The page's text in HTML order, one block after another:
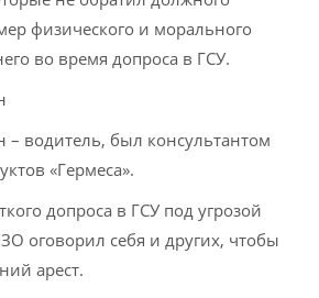
физического и морального
во время допроса в ГСУ.
водитель, был консультантом
«Гермеса».
допроса в ГСУ под угрозой
оговорил себя и других, чтобы
арест.